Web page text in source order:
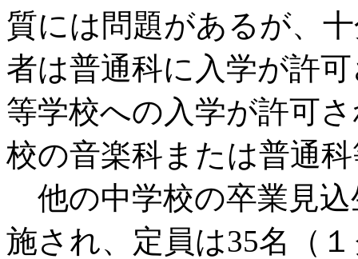
質には問題があるが、
者は普通科に入学が許
等学校への入学が許可
校の音楽科または普通
他の中学校の卒業見込
施され、定員は35名（